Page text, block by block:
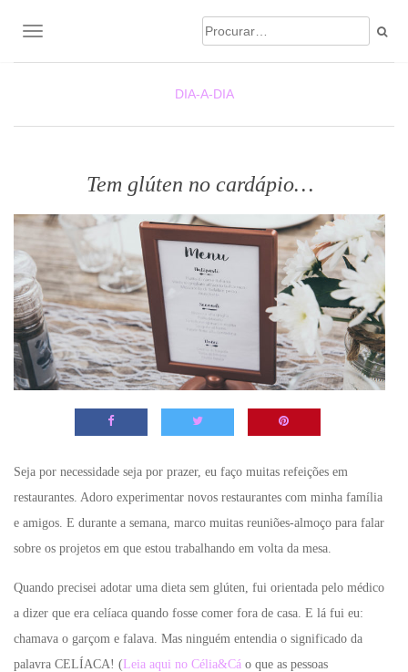
TOGGLE NAVIGATION
DIA-A-DIA
Tem glúten no cardápio…
Seja por necessidade seja por prazer, eu faço muitas refeições em
restaurantes. Adoro experimentar novos restaurantes com minha família
e amigos. E durante a semana, marco muitas reuniões-almoço para falar
sobre os projetos em que estou trabalhando em volta da mesa.
Quando precisei adotar uma dieta sem glúten, fui orientada pelo médico
a dizer que era celíaca quando fosse comer fora de casa. E lá fui eu:
chamava o garçom e falava. Mas ninguém entendia o significado da
palavra CELÍACA! (Leia aqui no Célia&Cá o que as pessoas